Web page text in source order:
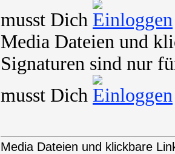
musst Dich
Media Dateien und
Signaturen sind nur
musst Dich
Media Dateien und klickbare